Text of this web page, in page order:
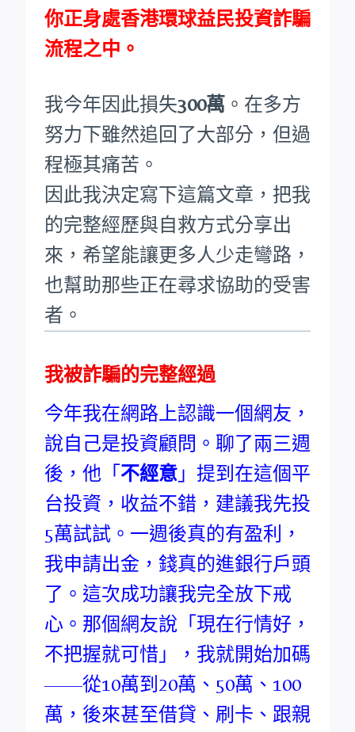
你正身處香港環球益民投資詐騙
流程之中。
我今年因此損失300萬 。在多方
努力下雖然追回了大部分，但過
程極其痛苦。
因此我決定寫下這篇文章，把我
的完整經歷與自救方式分享出
來，希望能讓更多人少走彎路，
也幫助那些正在尋求協助的受害
者。
我被詐騙的完整經過
今年我在網路上認識一個網友，
說自己是投資顧問。聊了兩三週
後，他「 不經意 」提到在這個平
台投資，收益不錯，建議我先投
5萬試試。一週後真的有盈利，
我申請出金，錢真的進銀行戶頭
了。這次成功讓我完全放下戒
心。那個網友說「現在行情好，
不把握就可惜」，我就開始加碼
——從10萬到20萬、50萬、100
萬，後來甚至借貸、刷卡、跟親